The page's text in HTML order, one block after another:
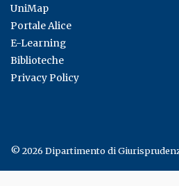
UniMap
Portale Alice
E-Learning
Biblioteche
Privacy Policy
© 2026 Dipartimento di